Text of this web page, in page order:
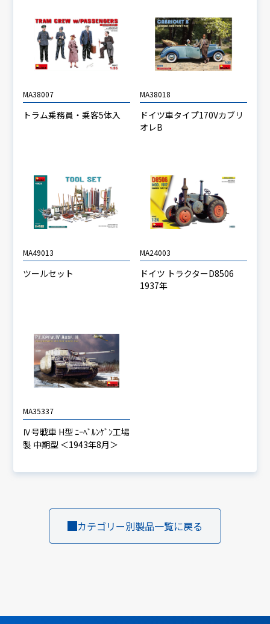
MA38007
トラム乗務員・乗客5体入
MA38018
ドイツ車タイプ170Vカブリ
オレB
MA49013
ツールセット
MA24003
ドイツ トラクターD8506
1937年
MA35337
Ⅳ号戦車 H型 ﾆｰﾍﾞﾙﾝｹﾞﾝ工場
製 中期型 ＜1943年8月＞
カテゴリー別製品一覧に戻る